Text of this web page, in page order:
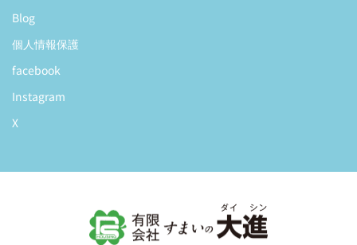
Blog
個人情報保護
facebook
Instagram
X